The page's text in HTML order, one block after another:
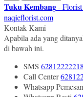
Tuku Kembang-
naqieflorist.com
Kontak Kami
Apabila ada yang
di bawah ini.
SMS
Call Center
Whatsapp